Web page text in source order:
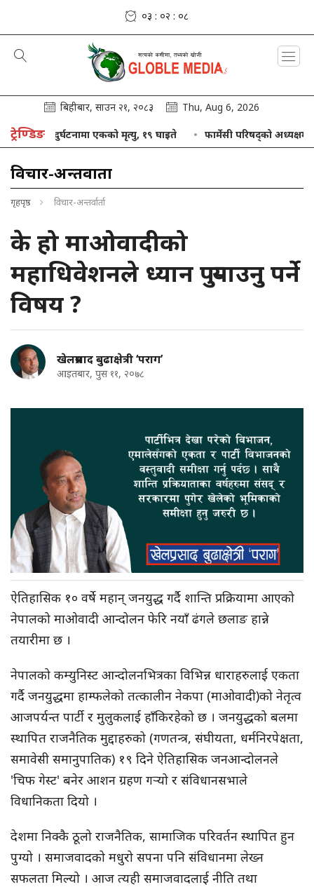
०३ : ०२ : ०९
बिहीबार, साउन २१, २०८३ Thu, Aug 6, 2026
ट्रेण्डिङ
बस दुर्घटनामा एकको मृत्यु, १९ घाइते फार्मेसी परिषद्को अध्यक्षमा
विचार-अन्तर्वार्ता
गृहपृष्ठ विचार-अन्तर्वार्ता
के हो माओवादीको
महाधिवेशनले ध्यान पुर्‍याउनु पर्ने
विषय ?
खेलप्रसाद बुढाक्षेत्री ‘पराग’
आइतबार, पुस ११, २०७८
ऐतिहासिक १० वर्षे महान् जनयुद्ध गर्दै शान्ति प्रक्रियामा आएको
नेपालको माओवादी आन्दोलन फेरि नयाँ ढंगले छलाङ हान्ने
तयारीमा छ ।
नेपालको कम्युनिस्ट आन्दोलनभित्रका विभिन्न धाराहरुलाई एकता
गर्दै जनयुद्धमा हाम्फलेको तत्कालीन नेकपा (माओवादी)को नेतृत्व
आजपर्यन्त पार्टी र मुलुकलाई हाँकिरहेको छ । जनयुद्धको बलमा
स्थापित राजनैतिक मुद्दाहरुको (गणतन्त्र, संघीयता, धर्मनिरपेक्षता,
समावेसी समानुपातिक) १९ दिने ऐतिहासिक जनआन्दोलनले
'चिफ गेस्ट' बनेर आशन ग्रहण गर्‍यो र संविधानसभाले
विधानिकता दियो ।
देशमा निक्कै ठूलो राजनैतिक, सामाजिक परिवर्तन स्थापित हुन
पुग्यो । समाजवादको मधुरो सपना पनि संविधानमा लेख्न
सफलता मिल्यो । आज त्यही समाजवादलाई नीति तथा